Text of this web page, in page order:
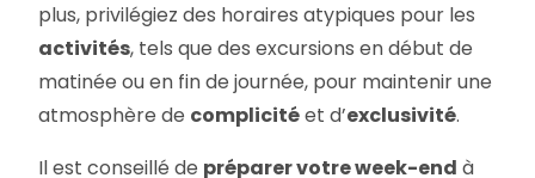
plus, privilégiez des horaires atypiques pour les
activités, tels que des excursions en début de
matinée ou en fin de journée, pour maintenir une
atmosphère de complicitéet d’exclusivité.
Il est conseillé de préparer votre week-end à